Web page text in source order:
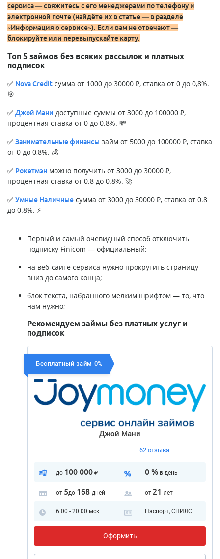
сервиса — свяжитесь с его менеджерами по телефону и
электронной почте (найдёте их в статье — в разделе
«Информация о сервисе»). Если вам не отвечают —
блокируйте или перевыпускайте карту.
Топ 5 займов без всяких рассылок и платных
подписок
✅ Nova Credit сумма от 1000 до 30000 ₽, ставка от 0 до 0,8%.
🎯
✅ Джой Мани доступные суммы от 3000 до 100000 ₽,
процентная ставка от 0 до 0.8%. 💸
✅ Занимательные финансы займ от 5000 до 100000 ₽, ставка
от 0 до 0,8%. 💰
✅ Рокетмэн можно получить от 3000 до 30000 ₽,
процентная ставка от 0.8 до 0.8%. 🚀
✅ Умные Наличные сумма от 3000 до 30000 ₽, ставка от 0.8
до 0.8%. ⚡
Первый и самый очевидный способ отключить
подписку Finicom — официальный:
на веб-сайте сервиса нужно прокрутить страницу
вниз до самого конца;
блок текста, набранного мелким шрифтом — то, что
нам нужно;
Рекомендуем займы без платных услуг и
подписок
Бесплатный займ 0%
Джой Мани
62 отзыва
до 100 000₽ 0 %в день
от 5до 168 дней от 21 лет
6.00 - 20.00 мск Паспорт, СНИЛС
Оформить